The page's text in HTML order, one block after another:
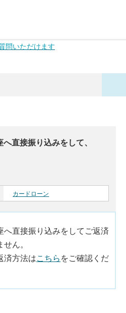
問いただけます
直接振り込みをして、
カードローン
へ直接振り込みをしてご返済
ん。
済方法はこちらをご確認くだ